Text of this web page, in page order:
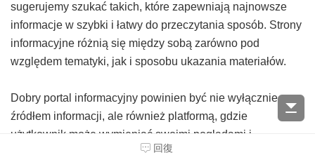
sugerujemy szukać takich, które zapewniają najnowsze
informacje w szybki i łatwy do przeczytania sposób. Strony
informacyjne różnią się między sobą zarówno pod
względem tematyki, jak i sposobu ukazania materiałów.
Dobry portal informacyjny powinien być nie wyłącznie
źródłem informacji, ale również platformą, gdzie
użytkownik może wymieniać swoimi poglądami i
dyskutować na temat ostatnich sytuacji. Autorzy takich
回復